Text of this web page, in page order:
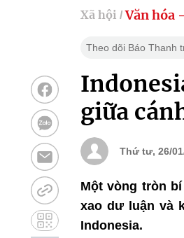
Xã hội / Văn hóa
Theo dõi Báo Thanh
giữa
Thứ tư, 26/
Một vòng tròn
xao dư luận và
Indonesia.